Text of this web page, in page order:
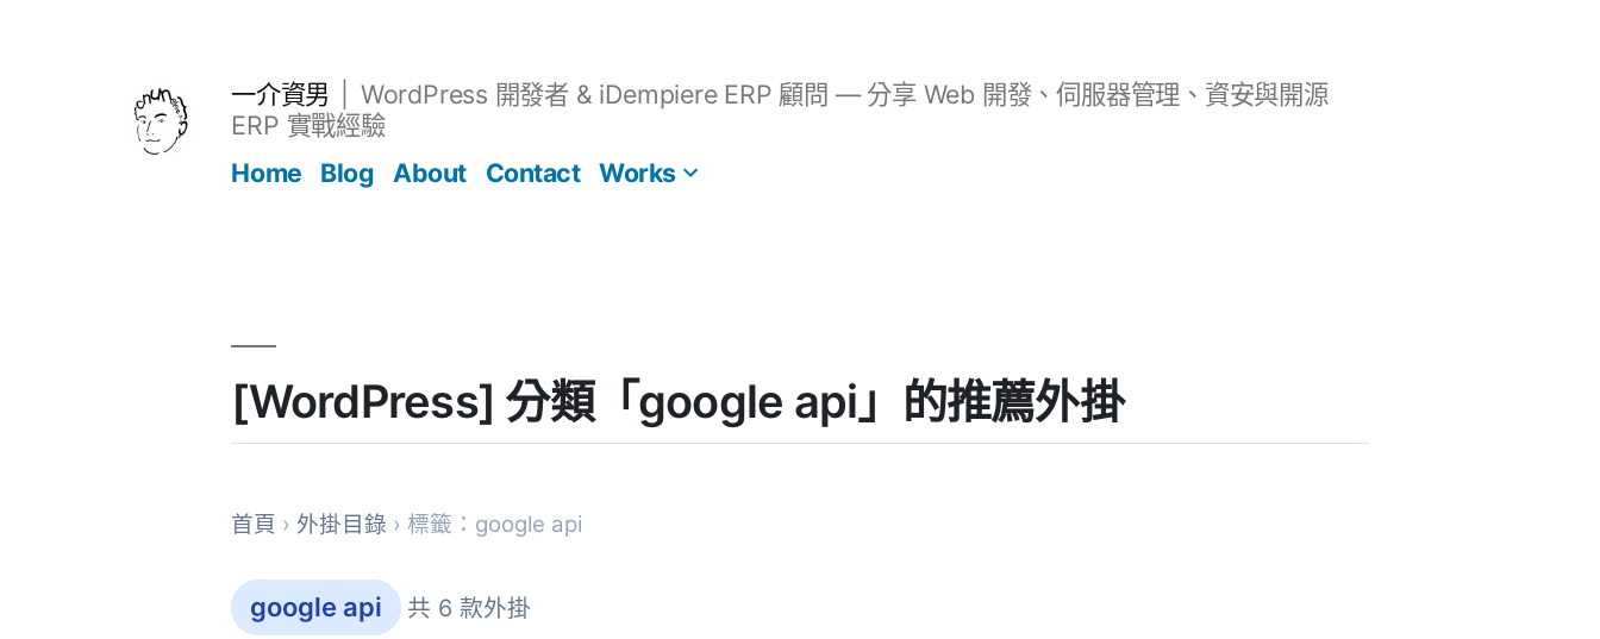
一介資男
WordPress 開發者 & iDempiere ERP 顧問 — 分享 Web 開發、伺服器管理、資安與開源
ERP 實戰經驗
Home
Blog About Contact Works
[WordPress] 分類「google api」的推薦外掛
首頁 › 外掛目錄 › 標籤：google api
google api 共 6 款外掛